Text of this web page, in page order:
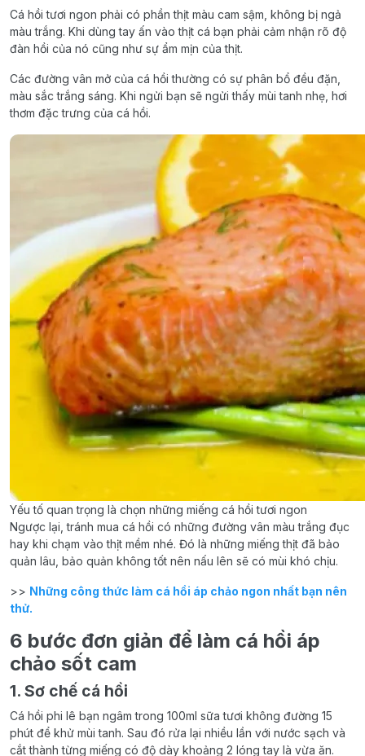
Cá hồi tươi ngon phải có phần thịt màu cam sậm, không bị ngả
màu trắng. Khi dùng tay ấn vào thịt cá bạn phải cảm nhận rõ độ
đàn hồi của nó cũng như sự ẩm mịn của thịt.
Các đường vân mở của cá hồi thường có sự phân bổ đều đặn,
màu sắc trắng sáng. Khi ngửi bạn sẽ ngửi thấy mùi tanh nhẹ, hơi
thơm đặc trưng của cá hồi.
Yếu tố quan trọng là chọn những miếng cá hồi tươi ngon
Ngược lại, tránh mua cá hồi có những đường vân màu trắng đục
hay khi chạm vào thịt mềm nhé. Đó là những miếng thịt đã bảo
quản lâu, bảo quản không tốt nên nấu lên sẽ có mùi khó chịu.
>> Những công thức làm cá hồi áp chảo ngon nhất bạn nên
thử.
6 bước đơn giản để làm cá hồi áp
chảo sốt cam
1. Sơ chế cá hồi
Cá hồi phi lê bạn ngâm trong 100ml sữa tươi không đường 15
phút để khử mùi tanh. Sau đó rửa lại nhiều lần với nước sạch và
cắt thành từng miếng có độ dày khoảng 2 lóng tay là vừa ăn.